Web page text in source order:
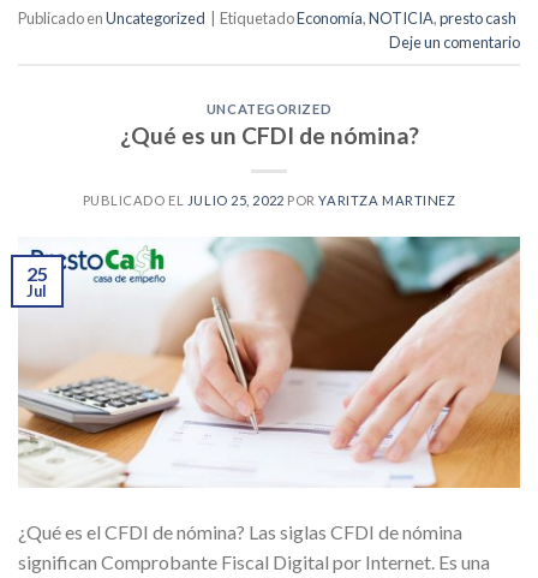
Publicado enUncategorized EtiquetadoEconomía,NOTICIA,presto cash
Deje un comentario
UNCATEGORIZED
¿Qué es un CFDI de nómina?
PUBLICADO EL JULIO 25, 2022 PORYARITZA MARTINEZ
25
Jul
¿Qué es el CFDI de nómina? Las siglas CFDI de nómina
significan Comprobante Fiscal Digital por Internet. Es una